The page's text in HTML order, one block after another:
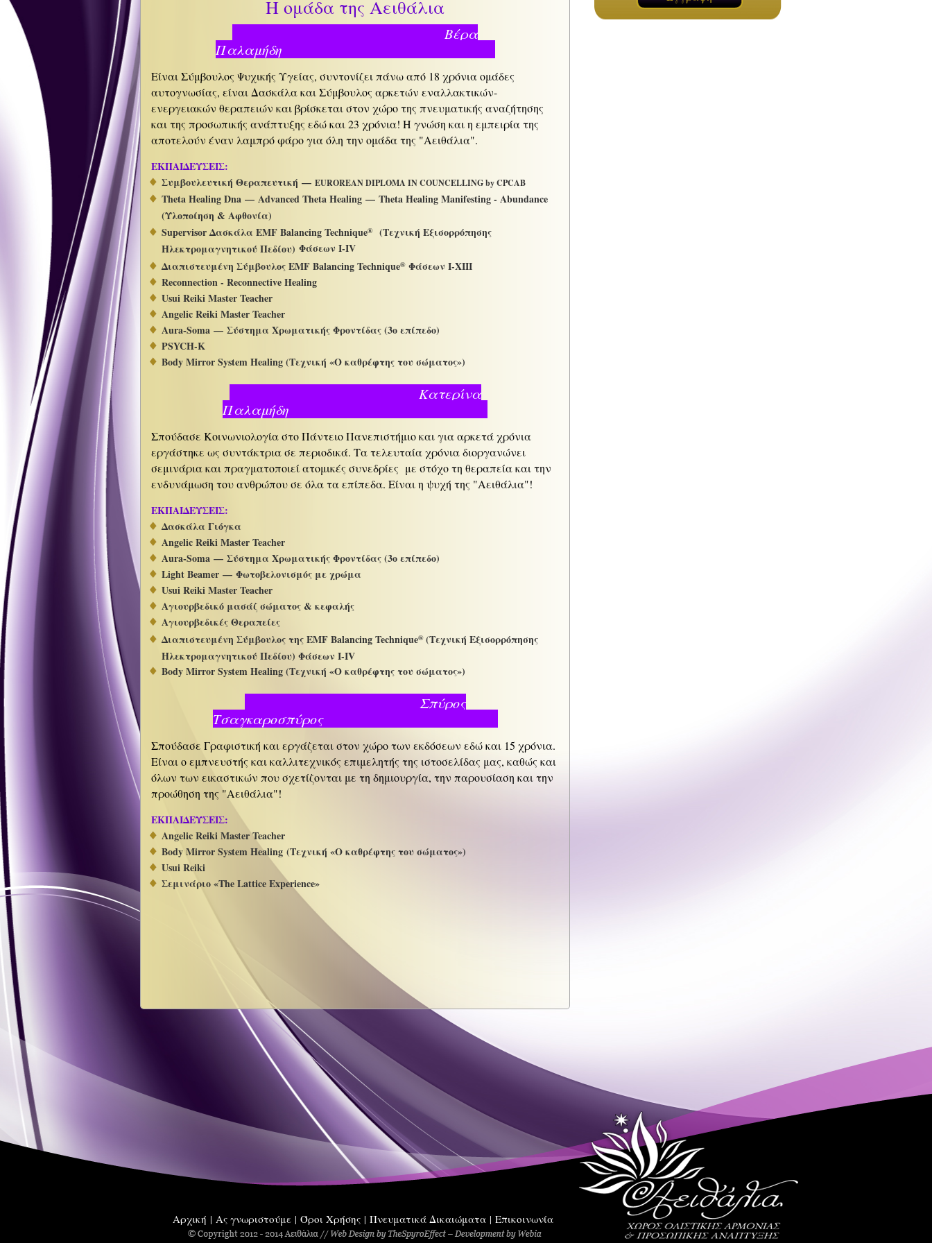
Η ομάδα της Αειθάλια
Βέρα
Παλαμήδη
Είναι Σύμβουλος Ψυχικής Υγείας, συντονίζει πάνω από 18 χρόνια ομάδες
αυτογνωσίας, είναι Δασκάλα και Σύμβουλος αρκετών εναλλακτικών-
ενεργειακών θεραπειών και βρίσκεται στον χώρο της πνευματικής αναζήτησης
και της προσωπικής ανάπτυξης εδώ και 23 χρόνια! Η γνώση και η εμπειρία της
αποτελούν έναν λαμπρό φάρο για όλη την ομάδα της "Αειθάλια".
ΕΚΠΑΙΔΕΥΣΕΙΣ:
Συμβουλευτική Θεραπευτική — EUROREAN DIPLOMA IN COUNCELLING by CPCAB
Theta Healing Dna — Advanced Theta Healing — Theta Healing Manifesting - Abundance
(Υλοποίηση & Αφθονία)
Supervisor Δασκάλα EMF Balancing Technique® (Τεχνική Εξισορρόπησης
Ηλεκτρομαγνητικού Πεδίου) Φάσεων I-IV
Διαπιστευμένη Σύμβουλος EMF Balancing Technique®Φάσεων I-XIII
Reconnection - Reconnective Healing
Usui Reiki Master Teacher
Angelic Reiki Master Teacher
Aura-Soma — Σύστημα Χρωματικής Φροντίδας (3ο επίπεδο)
PSYCH-K
Body Mirror System Healing (Τεχνική «Ο καθρέφτης του σώματος»)
Κατερίνα
Παλαμήδη
Σπούδασε Κοινωνιολογία στο Πάντειο Πανεπιστήμιο και για αρκετά χρόνια
εργάστηκε ως συντάκτρια σε περιοδικά. Τα τελευταία χρόνια διοργανώνει
σεμινάρια και πραγματοποιεί ατομικές συνεδρίες με στόχο τη θεραπεία και την
ενδυνάμωση του ανθρώπου σε όλα τα επίπεδα. Είναι η ψυχή της "Αειθάλια"!
ΕΚΠΑΙΔΕΥΣΕΙΣ:
Δασκάλα Γιόγκα
Angelic Reiki Master Teacher
Aura-Soma — Σύστημα Χρωματικής Φροντίδας (3ο επίπεδο)
Light Beamer — Φωτοβελονισμός με χρώμα
Usui Reiki Master Teacher
Αγιουρβεδικό μασάζ σώματος & κεφαλής
Αγιουρβεδικές Θεραπείες
Διαπιστευμένη Σύμβουλος της EMF Balancing Technique®(Τεχνική Εξισορρόπησης
Ηλεκτρομαγνητικού Πεδίου) Φάσεων I-IV
Body Mirror System Healing (Τεχνική «Ο καθρέφτης του σώματος»)
Σπύρος
Τσαγκαροσπύρος
Σπούδασε Γραφιστική και εργάζεται στον χώρο των εκδόσεων εδώ και 15 χρόνια.
Είναι ο εμπνευστής και καλλιτεχνικός επιμελητής της ιστοσελίδας μας, καθώς και
όλων των εικαστικών που σχετίζονται με τη δημιουργία, την παρουσίαση και την
προώθηση της "Αειθάλια"!
ΕΚΠΑΙΔΕΥΣΕΙΣ:
Angelic Reiki Master Teacher
Body Mirror System Healing (Τεχνική «Ο καθρέφτης του σώματος»)
Usui Reiki
Σεμινάριο «The Lattice Experience»
Αρχική | Ας γνωριστούμε | Όροι Χρήσης | Πνευματικά Δικαιώματα | Επικοινωνία